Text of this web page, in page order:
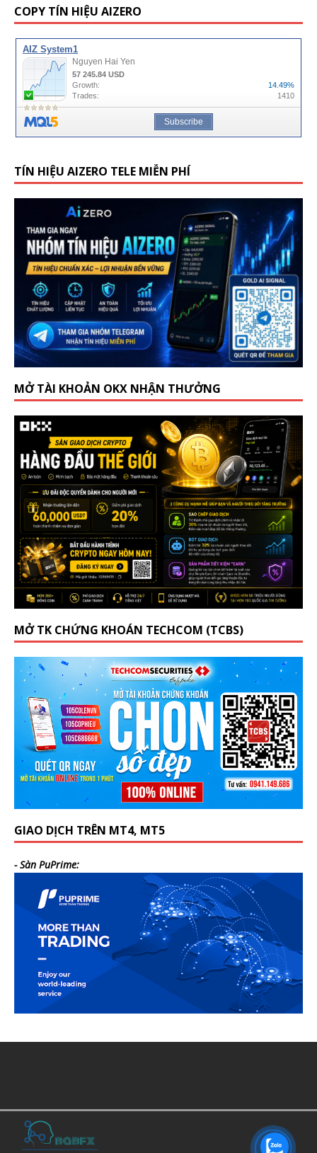
COPY TÍN HIỆU AIZERO
TÍN HIỆU AIZERO TELE MIỄN PHÍ
MỞ TÀI KHOẢN OKX NHẬN THƯỞNG
MỞ TK CHỨNG KHOÁN TECHCOM (TCBS)
GIAO DỊCH TRÊN MT4, MT5
- Sàn PuPrime: